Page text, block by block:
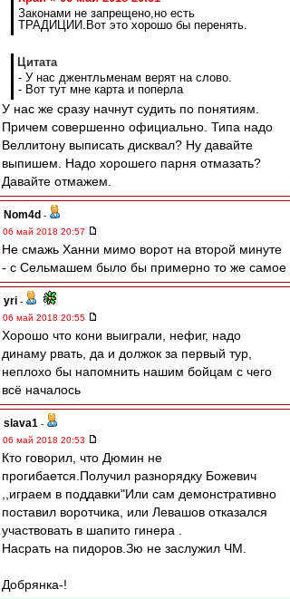
Законами не запрещено,но есть
ТРАДИЦИИ.Вот это хорошо бы перенять.
Цитата
- У нас джентльменам верят на слово.
- Вот тут мне карта и поперла
У нас же сразу начнут судить по понятиям.
Причем совершенно официально. Типа надо
Веллитону выписать дисквал? Ну давайте
выпишем. Надо хорошего парня отмазать?
Давайте отмажем.
Nom4d -
06 май 2018 20:57
Не смажь Ханни мимо ворот на второй минуте
- с Сельмашем было бы примерно то же самое
yri -
06 май 2018 20:55
Хорошо что кони выиграли, нефиг, надо
динаму рвать, да и должок за первый тур,
неплохо бы напомнить нашим бойцам с чего
всё началось
slava1 -
06 май 2018 20:53
Кто говорил, что Дюмин не
прогибается.Получил разнорядку Божевич
,,играем в поддавки"Или сам демонстративно
поставил воротчика, или Левашов отказался
участвовать в шапито гинера .
Насрать на пидоров.Зю не заслужил ЧМ.
Добрянка-!